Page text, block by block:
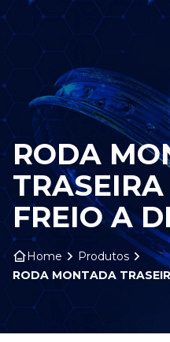
RODA
FREIO A
Home
Produtos
RODA MONTADA